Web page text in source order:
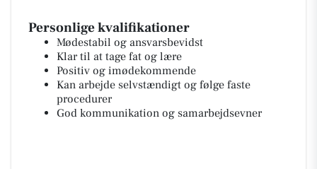
Personlige kvalifikationer
Mødestabil og ansvarsbevidst
Klar til at tage fat og lære
Positiv og imødekommende
Kan arbejde selvstændigt og følge faste
procedurer
God kommunikation og samarbejdsevner